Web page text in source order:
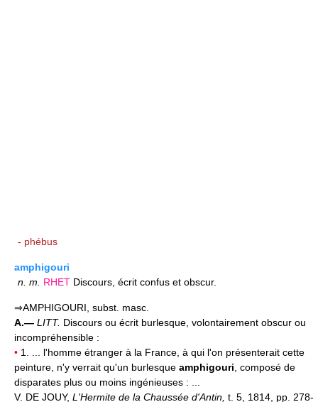
- phébus
amphigouri
n. m. RHET Discours, écrit confus et obscur.
⇒AMPHIGOURI, subst. masc.
A.— LITT. Discours ou écrit burlesque, volontairement obscur ou
incompréhensible :
• 1. ... l'homme étranger à la France, à qui l'on présenterait cette
peinture, n'y verrait qu'un burlesque amphigouri , composé de
disparates plus ou moins ingénieuses : ...
V. DE JOUY, L'Hermite de la Chaussée d'Antin, t. 5, 1814, pp. 278-